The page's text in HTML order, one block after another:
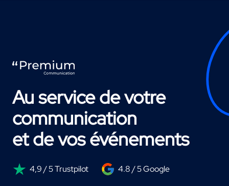
Au service de votre
communication
et de vos événements
4,9 / 5 Trustpilot 4.8 / 5 Google